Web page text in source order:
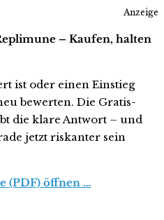
Anzeige
– Kaufen, halten
ist oder einen Einstieg
bewerten. Die Gratis-
die klare Antwort – und
jetzt riskanter sein
(PDF) öffnen …